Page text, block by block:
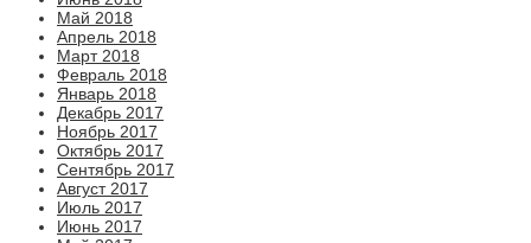
Май 2018
Апрель 2018
Март 2018
Февраль 2018
Январь 2018
Декабрь 2017
Ноябрь 2017
Октябрь 2017
Сентябрь 2017
Август 2017
Июль 2017
Июнь 2017